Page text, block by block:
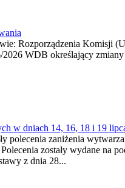
Rozporządzenia Komisji
WDB określający
w dniach 14, 16, 18 i 19
zaniżenia
zostały wydane na
z dnia 28...